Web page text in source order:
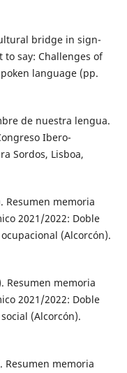
bridge in sign-
say: Challenges of
language (pp.
de nuestra lengua.
Ibero-
Sordos, Lisboa,
Resumen memoria
2021/2022: Doble
(Alcorcón).
Resumen memoria
2021/2022: Doble
(Alcorcón).
Resumen memoria